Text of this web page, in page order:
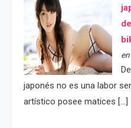
japonés no es una labor
artístico posee matices […]